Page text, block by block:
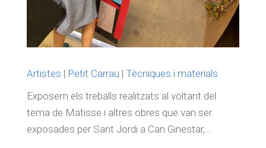
Artistes | Petit Carrau | Tècniques i materials
Exposem els treballs realitzats al voltant del
tema de Matisse i altres obres que van ser
exposades per Sant Jordi a Can Ginestar,...